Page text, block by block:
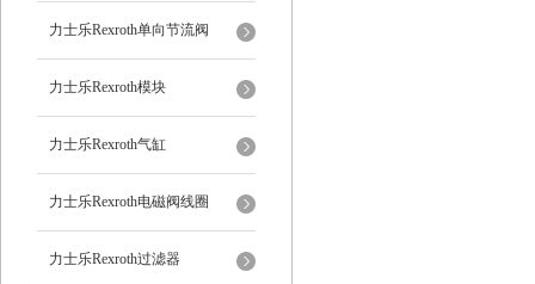
力士乐Rexroth单向节流阀
力士乐Rexroth模块
力士乐Rexroth气缸
力士乐Rexroth电磁阀线圈
力士乐Rexroth过滤器